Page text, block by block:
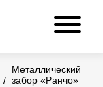
Металлический
забор «Ранчо»